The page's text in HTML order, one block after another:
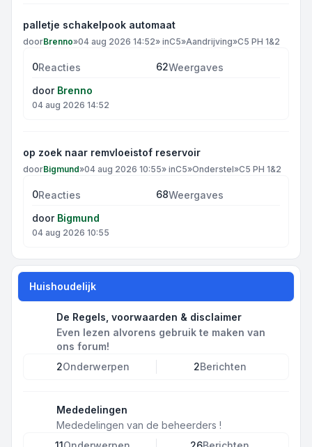
palletje schakelpook automaat
doorBrenno»04 aug 2026 14:52» inC5»Aandrijving»C5 PH 1&2
0Reacties 62Weergaves
door Brenno
04 aug 2026 14:52
op zoek naar remvloeistof reservoir
doorBigmund»04 aug 2026 10:55» inC5»Onderstel»C5 PH 1&2
0Reacties 68Weergaves
door Bigmund
04 aug 2026 10:55
Huishoudelijk
De Regels, voorwaarden & disclaimer
Even lezen alvorens gebruik te maken van
ons forum!
2Onderwerpen 2Berichten
Mededelingen
Mededelingen van de beheerders !